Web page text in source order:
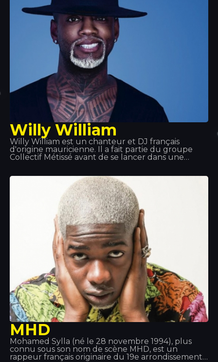
Willy William
Willy William est un chanteur et DJ français
d'origine mauricienne. Il a fait partie du groupe
Collectif Métissé avant de se lancer dans une
par DJ Assad. En novembre 2015, Willy William sort
« Ego », qui se classe parmi les meilleures ventes
de singles en France, en Belgique et en Italie. En
2017, Willy William forme un duo avec le chanteur
colombien J Balvin et ils sortent « Mi Gente ». Le 29
septembre 2017, le remix de « Mi Gente » en
collaboration avec Beyoncé sort.
MHD
Mohamed Sylla (né le 28 novembre 1994), plus
connu sous son nom de scène MHD, est un
rappeur français originaire du 19e arrondissement